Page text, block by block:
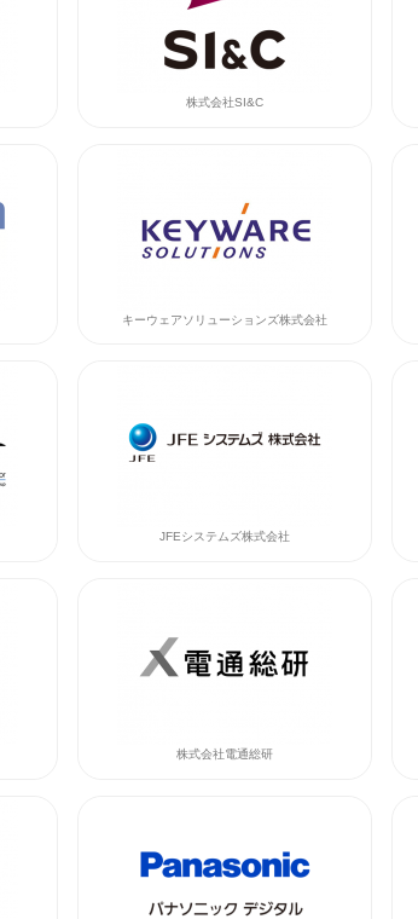
株式会社SI&C
キーウェアソリューションズ株式会社
JFEシステムズ株式会社
株式会社電通総研